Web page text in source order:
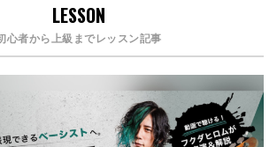
LESSON
心者から上級までレッスン記事